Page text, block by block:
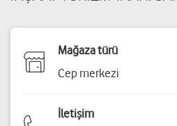
Mağaza türü
Cep merkezi
İletişim